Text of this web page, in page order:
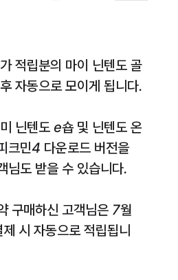
적립분의 마이 닌텐도 골
자동으로 모이게 됩니다.
닌텐도 e숍 및 닌텐도 온
크민4 다운로드 버전을
님도 받을 수 있습니다.
구매하신 고객님은 7월
시 자동으로 적립됩니